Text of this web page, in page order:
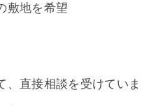
敷地を希望
直接相談を受けていま